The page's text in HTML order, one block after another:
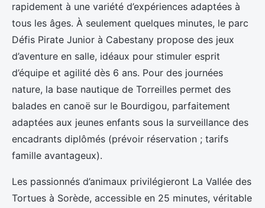
rapidement à une variété d’expériences adaptées à
tous les âges. À seulement quelques minutes, le parc
Défis Pirate Junior à Cabestany propose des jeux
d’aventure en salle, idéaux pour stimuler esprit
d’équipe et agilité dès 6 ans. Pour des journées
nature, la base nautique de Torreilles permet des
balades en canoë sur le Bourdigou, parfaitement
adaptées aux jeunes enfants sous la surveillance des
encadrants diplômés (prévoir réservation ; tarifs
famille avantageux).
Les passionnés d’animaux privilégieront La Vallée des
Tortues à Sorède, accessible en 25 minutes, véritable